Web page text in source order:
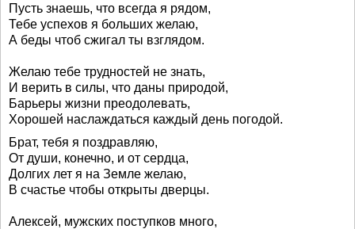
Пусть знаешь, что всегда я рядом,
Тебе успехов я больших желаю,
А беды чтоб сжигал ты взглядом.
Желаю тебе трудностей не знать,
И верить в силы, что даны природой,
Барьеры жизни преодолевать,
Хорошей наслаждаться каждый день погодой.
Брат, тебя я поздравляю,
От души, конечно, и от сердца,
Долгих лет я на Земле желаю,
В счастье чтобы открыты дверцы.
Алексей, мужских поступков много,